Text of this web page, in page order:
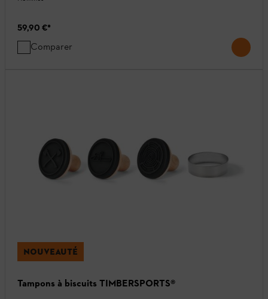
59,90 €*
Comparer
NOUVEAUTÉ
Tampons à biscuits TIMBERSPORTS®